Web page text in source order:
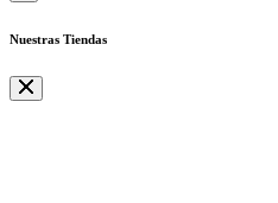
Nuestras Tiendas